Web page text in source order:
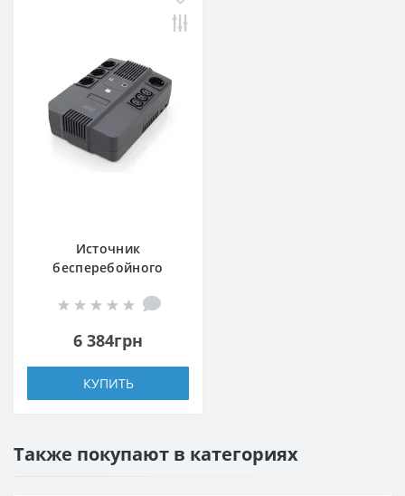
Источник
бесперебойного
One, 600VA/360W, LED,
USB
6 384грн
КУПИТЬ
Также покупают в категориях